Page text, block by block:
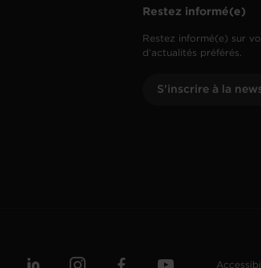
Restez informé(e)
Restez informé(e) sur
d’actualités préférés.
S'inscrire à la